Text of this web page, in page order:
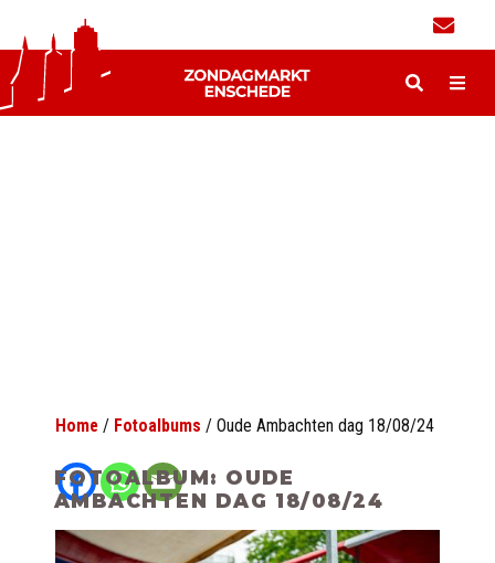
Home / Fotoalbums / Oude Ambachten dag 18/08/24
FOTOALBUM: OUDE
AMBACHTEN DAG 18/08/24